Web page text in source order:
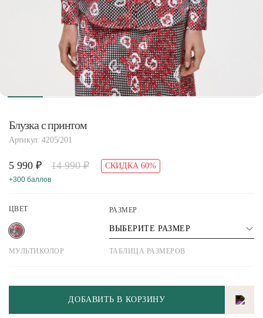
Блузка с принтом
Артикул: 4205/201
5 990 ₽ 14 990 ₽ СКИДКА 60%
+300 баллов
ЦВЕТ
МУЛЬТИКОЛОР
РАЗМЕР
ВЫБЕРИТЕ РАЗМЕР
ТАБЛИЦА РАЗМЕРОВ
ДОБАВИТЬ В КОРЗИНУ